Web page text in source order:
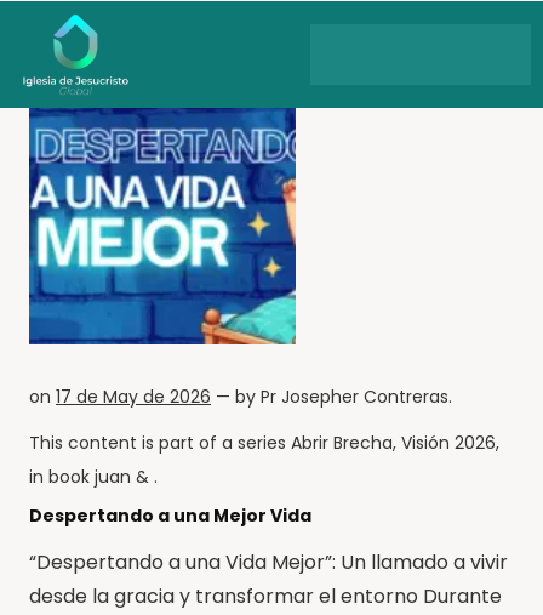
on 17 de May de 2026 — by Pr Josepher Contreras.
This content is part of a series Abrir Brecha, Visión 2026,
in book juan & .
Despertando a una Mejor Vida
“Despertando a una Vida Mejor”: Un llamado a vivir
desde la gracia y transformar el entorno Durante